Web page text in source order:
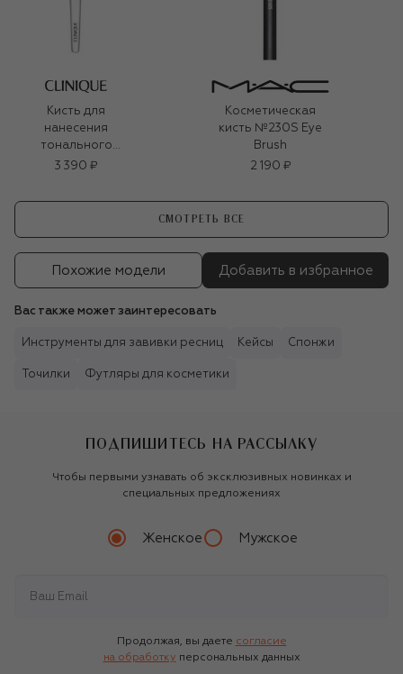
Кисть для
нанесения
тонального
средства
3 390 ₽
Косметическая
кисть №230S Eye
Brush
2 190 ₽
СМОТРЕТЬ ВСЕ
Похожие модели Добавить в избранное
Вас также может заинтересовать
Инструменты для завивки ресниц Кейсы Спонжи
Точилки Футляры для косметики
ПОДПИШИТЕСЬ НА РАССЫЛКУ
Чтобы первыми узнавать об эксклюзивных новинках и
специальных предложениях
Женское Мужское
Продолжая, вы даете согласие
на обработку персональных данных